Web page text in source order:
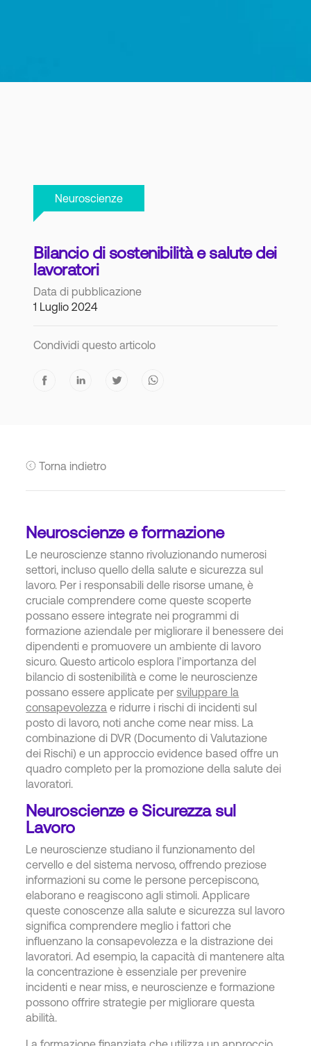
Neuroscienze
Bilancio di sostenibilità e salute dei
lavoratori
Data di pubblicazione
1 Luglio 2024
Condividi questo articolo
Torna indietro
Neuroscienze e formazione
Le neuroscienze stanno rivoluzionando numerosi
settori, incluso quello della salute e sicurezza sul
lavoro. Per i responsabili delle risorse umane, è
cruciale comprendere come queste scoperte
possano essere integrate nei programmi di
formazione aziendale per migliorare il benessere dei
dipendenti e promuovere un ambiente di lavoro
sicuro. Questo articolo esplora l’importanza del
bilancio di sostenibilità e come le neuroscienze
possano essere applicate persviluppare la
consapevolezza e ridurre i rischi di incidenti sul
posto di lavoro, noti anche come near miss. La
combinazione di DVR (Documento di Valutazione
dei Rischi) e un approccio evidence based offre un
quadro completo per la promozione della salute dei
lavoratori.
Neuroscienze e Sicurezza sul
Lavoro
Le neuroscienze studiano il funzionamento del
cervello e del sistema nervoso, offrendo preziose
informazioni su come le persone percepiscono,
elaborano e reagiscono agli stimoli. Applicare
queste conoscenze alla salute e sicurezza sul lavoro
significa comprendere meglio i fattori che
influenzano la consapevolezza e la distrazione dei
lavoratori. Ad esempio, la capacità di mantenere alta
la concentrazione è essenziale per prevenire
incidenti e near miss, e neuroscienze e formazione
possono offrire strategie per migliorare questa
abilità.